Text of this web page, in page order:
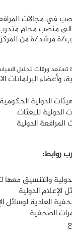
في مجالات
الى منصب محام
ة مرشد/ة من
تستعد ورقات تحليل
وأعضاء
الدولية
الدولية للبعثات
الدولية
روابط:
والتنسيق
الدولية
العادية لوسائل
الصحفية